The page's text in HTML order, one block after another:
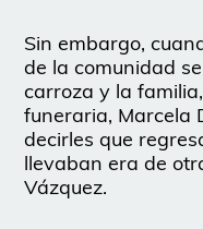
Sin embargo,
de la comunidad
carroza y la
funeraria, Marcela
decirles que
llevaban era de
Vázquez.